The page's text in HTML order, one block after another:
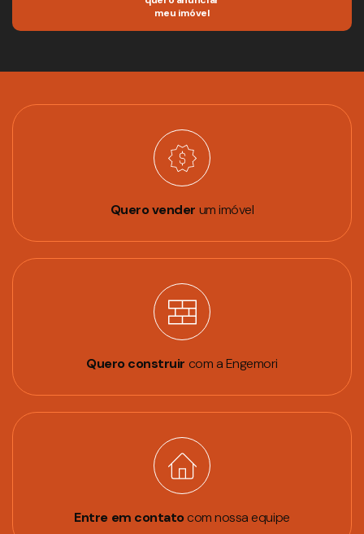
meu imóvel
Quero vender um imóvel
Quero construir com a Engemori
Entre em contatocom nossa equipe